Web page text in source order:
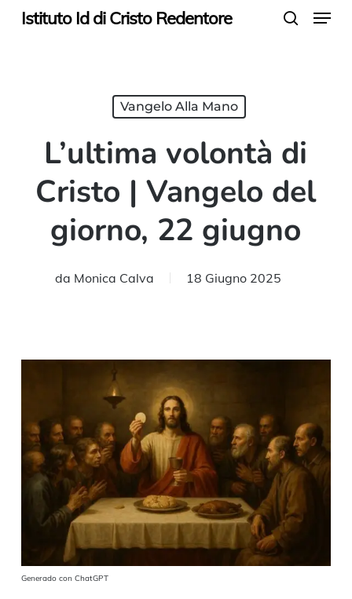
SkipIstituto Id di Cristo Redentore Menu
Vangelo Alla Mano
L’ultima volontà di
Cristo | Vangelo del
giorno, 22 giugno
da Monica Calva 18 Giugno 2025
Generado con ChatGPT